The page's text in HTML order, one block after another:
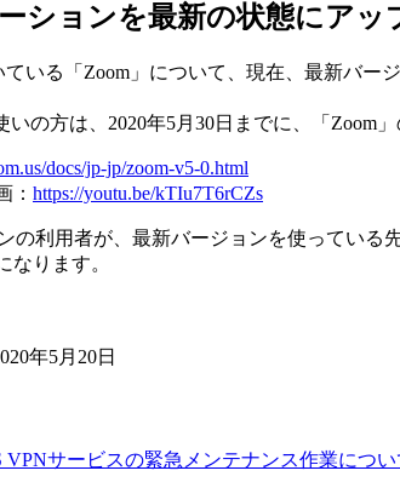
ションを最新の状態にア
いる「Zoom」について、現在、最新バー
の方は、2020年5月30日までに、「Zoom
docs/jp-jp/zoom-v5-0.html
： https://youtu.be/kTIu7T6rCZs
の利用者が、最新バージョンを使ってい
なります。
年5月20日
VPNサービスの緊急メンテナンス作業につい